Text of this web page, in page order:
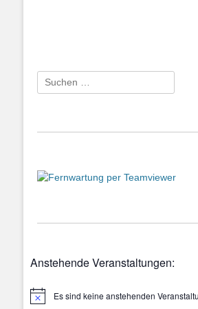
Suchen
nach:
Anstehende Veranstaltungen:
HinweisEs sind keine anstehenden